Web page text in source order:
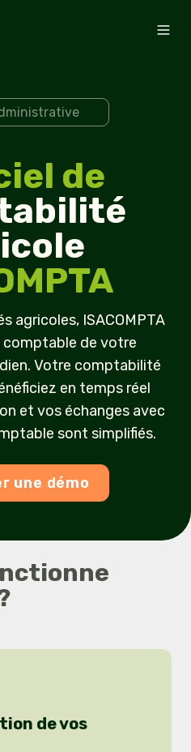
de
agricoles, ISACOMPTA
de votre
Votre comptabilité
en temps réel
et vos échanges avec
sont simplifiés.
une démo
de vos